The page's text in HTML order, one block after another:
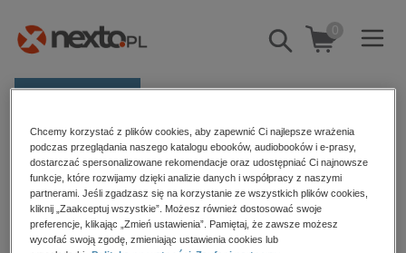
Pokaż/schowaj
wyszukiwarkę
0
Kategorie
Zobacz wszystkie E-prasa
budownictwo, aranżacja wnętrz
biznesowe, branżowe, gospodarka
Strona główna Izabela Chudzyńska
Izabela Chudzyńska
Chcemy korzystać z plików cookies, aby zapewnić Ci najlepsze wrażenia
podczas przeglądania naszego katalogu ebooków, audiobooków i e-prasy,
dostarczać spersonalizowane rekomendacje oraz udostępniać Ci najnowsze
funkcje, które rozwijamy dzięki analizie danych i współpracy z naszymi
partnerami. Jeśli zgadzasz się na korzystanie ze wszystkich plików cookies,
kliknij „Zaakceptuj wszystkie”. Możesz również dostosować swoje
preferencje, klikając „Zmień ustawienia”. Pamiętaj, że zawsze możesz
wycofać swoją zgodę, zmieniając ustawienia cookies lub